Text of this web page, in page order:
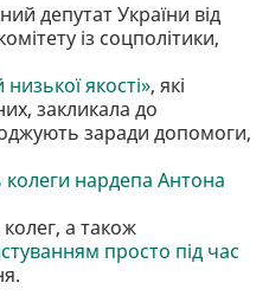
депутат України від
із соцполітики,
якості», які
закликала до
заради допомоги,
колеги нардепа Антона
а також
просто під час